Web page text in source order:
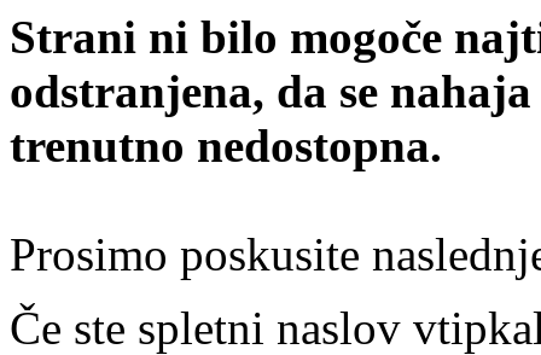
Strani ni bilo mogoče
odstranjena, da se
trenutno nedostopna.
Prosimo poskusite
Če ste spletni naslov